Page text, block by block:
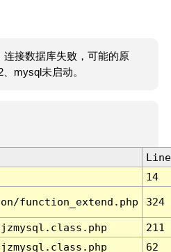
连接数据库失败，可能的原
mysql未启动。
Line
14
function_extend.php 324
211
62